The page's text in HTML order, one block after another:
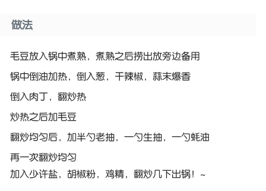
做法
毛豆放入锅中煮熟，煮熟之后捞出放旁边备用
锅中倒油加热，倒入葱，干辣椒，蒜末爆香
倒入肉丁，翻炒热
炒热之后加毛豆
翻炒均匀后，加半勺老抽，一勺生抽，一勺蚝油
再一次翻炒均匀
加入少许盐，胡椒粉，鸡精，翻炒几下出锅！~